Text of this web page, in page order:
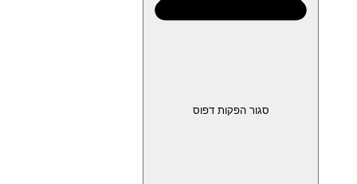
סגור הפקות דפוס